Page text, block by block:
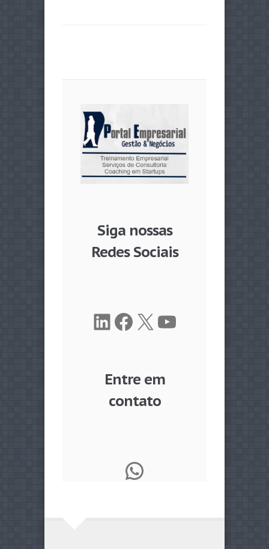
Siga nossas
Redes Sociais
LinkedIn
Facebook
X Youtube
Entre em
contato
WhatsApp